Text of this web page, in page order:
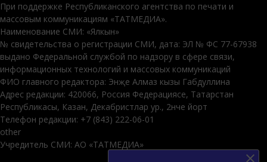
При поддержке Республиканского агентства по печати и
массовым коммуникациям «ТАТМЕДИА».
Наименование СМИ: «Ялкын»
№ свидетельства о регистрации СМИ, дата: ЭЛ № ФС 77-67938
выдано Федеральной службой по надзору в сфере связи,
информационных технологий и массовых коммуникаций
ФИО главного редактора: Энҗе Алмаз кызы Габдуллина
Адрес редакции: 420066, Россия Федерациясе, Татарстан
Республикасы, Казан, Декабристлар ур., 2нче йорт
Телефон редакции: +7 (843) 222-06-01
other
Учредитель СМИ: АО «ТАТМЕДИА»